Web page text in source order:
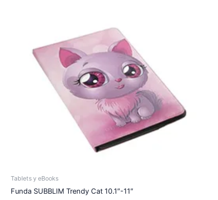
Tablets y eBooks
Funda SUBBLIM Trendy Cat 10.1″-11″